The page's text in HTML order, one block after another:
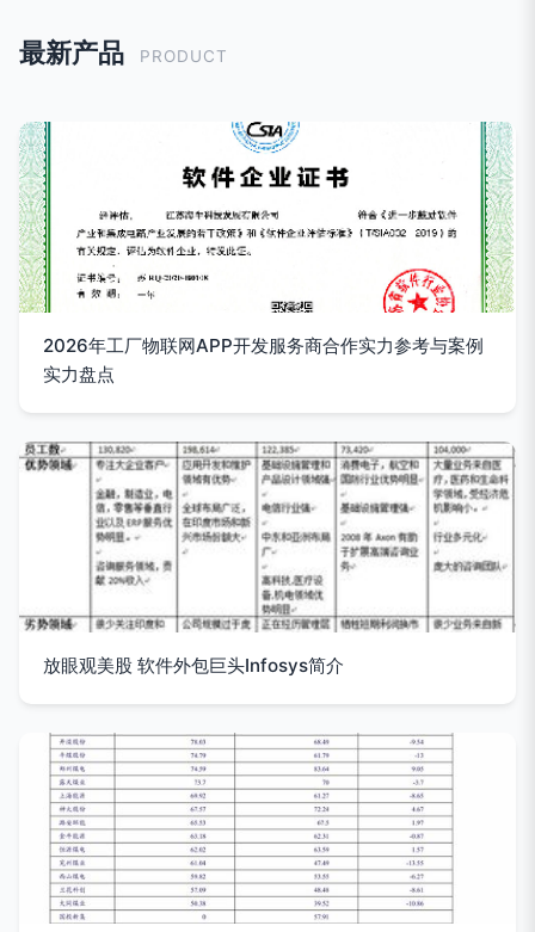
最新产品 PRODUCT
2026年工厂物联网APP开发服务商合作实力参考与案例
实力盘点
放眼观美股 软件外包巨头Infosys简介